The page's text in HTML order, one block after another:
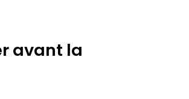
avant la